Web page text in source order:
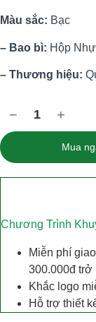
Màu sắc: Bạc
– Bao bì: Hộp
– Thương hiệu:
− 1 +
Mua
Chương Trình
Miễn phí
300.000đ trở
Khắc logo
Hỗ trợ thiết